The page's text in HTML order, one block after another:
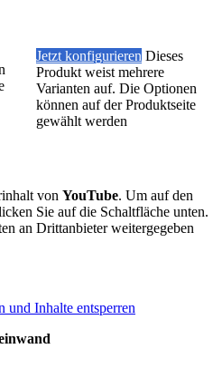
Jetzt konfigurieren Dieses
Produkt weist mehrere
Varianten auf. Die Optionen
können auf der Produktseite
gewählt werden
von YouTube. Um auf den
Sie auf die Schaltfläche unten.
an Drittanbieter weitergegeben
und Inhalte entsperren